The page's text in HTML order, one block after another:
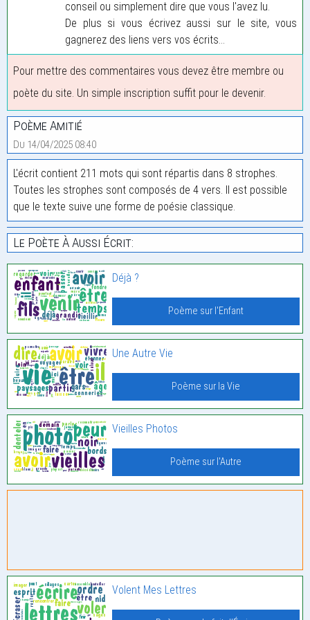
conseil ou simplement dire que vous l'avez lu.
De plus si vous écrivez aussi sur le site, vous
gagnerez des liens vers vos écrits...
Pour mettre des commentaires vous devez être membre ou
poète du site. Un simple inscription suffit pour le devenir.
Poème Amitié
Du 14/04/2025 08:40
L'écrit contient 211 mots qui sont répartis dans 8 strophes.
Toutes les strophes sont composés de 4 vers. Il est possible
que le texte suive une forme de poésie classique.
Le Poète À Aussi Écrit:
Déjà ?
Poème sur l'Enfant
Une Autre Vie
Poème sur la Vie
Vieilles Photos
Poème sur l'Autre
Volent Mes Lettres